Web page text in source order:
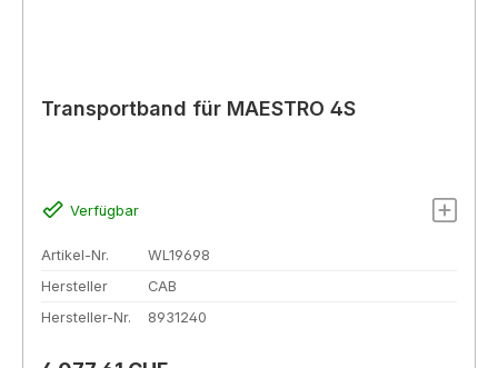
Transportband für MAESTRO 4S
Verfügbar
Artikel-Nr.
WL19698
Hersteller
CAB
Hersteller-Nr.
8931240